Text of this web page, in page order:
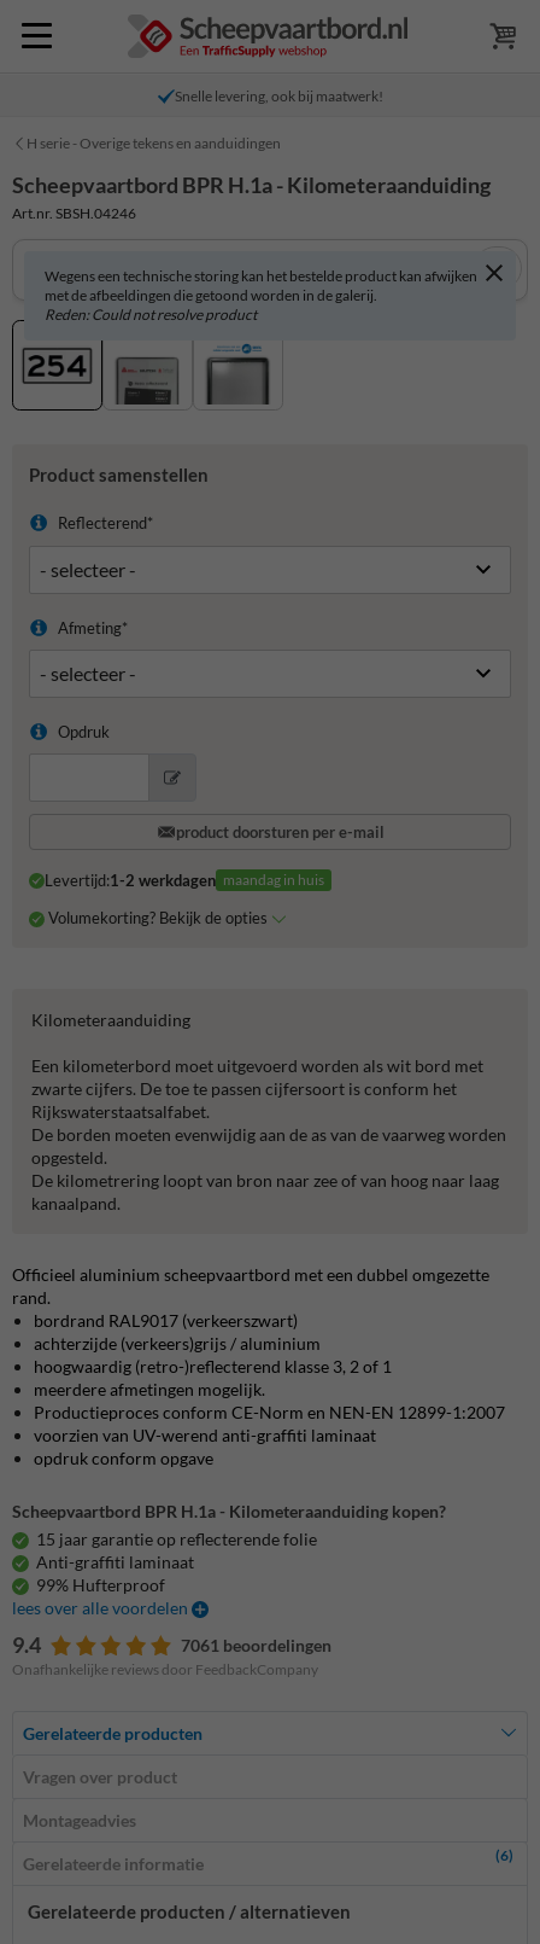
Snelle levering, ook bij maatwerk!
H serie - Overige tekens en aanduidingen
Scheepvaartbord BPR H.1a - Kilometeraanduiding
Art.nr. SBSH.04246
Wegens een technische storing kan het bestelde product kan afwijken
met de afbeeldingen die getoond worden in de galerij.
Reden: Could not resolve product
Product samenstellen
Reflecterend*
Afmeting*
Opdruk
product doorsturen per e-mail
Levertijd:1-2 werkdagen maandag in huis
Volumekorting? Bekijk de opties
Kilometeraanduiding
Een kilometerbord moet uitgevoerd worden als wit bord met
zwarte cijfers. De toe te passen cijfersoort is conform het
Rijkswaterstaatsalfabet.
De borden moeten evenwijdig aan de as van de vaarweg worden
opgesteld.
De kilometrering loopt van bron naar zee of van hoog naar laag
kanaalpand.
Officieel aluminium scheepvaartbord met een dubbel omgezette
rand.
bordrand RAL9017 (verkeerszwart)
achterzijde (verkeers)grijs / aluminium
hoogwaardig (retro-)reflecterend klasse 3, 2 of 1
meerdere afmetingen mogelijk.
Productieproces conform CE-Norm en NEN-EN 12899-1:2007
voorzien van UV-werend anti-graffiti laminaat
opdruk conform opgave
Scheepvaartbord BPR H.1a - Kilometeraanduiding kopen?
15 jaar garantie op reflecterende folie
Anti-graffiti laminaat
99% Hufterproof
lees over alle voordelen
9.4 7061 beoordelingen
Onafhankelijke reviews door FeedbackCompany
Gerelateerde producten
Vragen over product
Montageadvies
Gerelateerde informatie (6)
Gerelateerde producten / alternatieven